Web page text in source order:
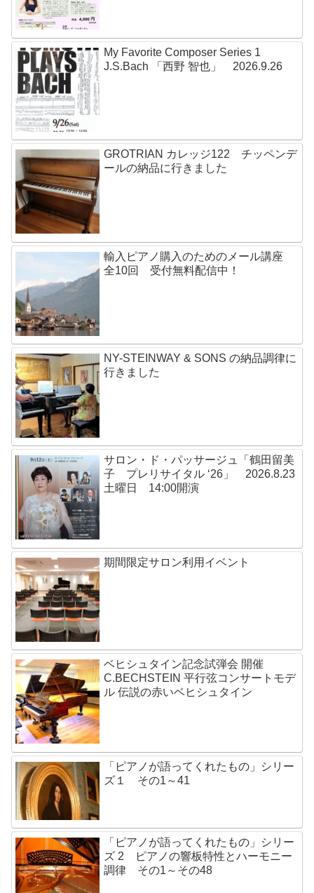
My Favorite Composer Series 1
J.S.Bach 「西野 智也」 2026.9.26
GROTRIAN カレッジ122 チッペンデ
ールの納品に行きました
輸入ピアノ購入のためのメール講座
全10回 受付無料配信中！
NY-STEINWAY & SONS の納品調律に
行きました
サロン・ド・パッサージュ「鶴田留美
子 プレリサイタル ‘26」 2026.8.23
土曜日 14:00開演
期間限定サロン利用イベント
ベヒシュタイン記念試弾会 開催
C.BECHSTEIN 平行弦コンサートモデ
ル 伝説の赤いベヒシュタイン
「ピアノが語ってくれたもの」シリー
ズ１ その1～41
「ピアノが語ってくれたもの」シリー
ズ 2 ピアノの響板特性とハーモニー
調律 その1～その48